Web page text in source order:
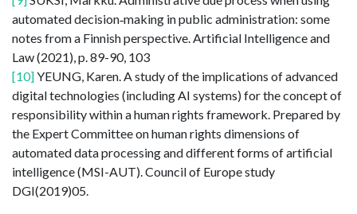
automated decision‑making in public administration: some
notes from a Finnish perspective. Artificial Intelligence and
Law (2021), p. 89-90, 103
[10]YEUNG, Karen. A study of the implications of advanced
digital technologies (including AI systems) for the concept of
responsibility within a human rights framework. Prepared by
the Expert Committee on human rights dimensions of
automated data processing and different forms of artificial
intelligence (MSI-AUT). Council of Europe study
DGI(2019)05.